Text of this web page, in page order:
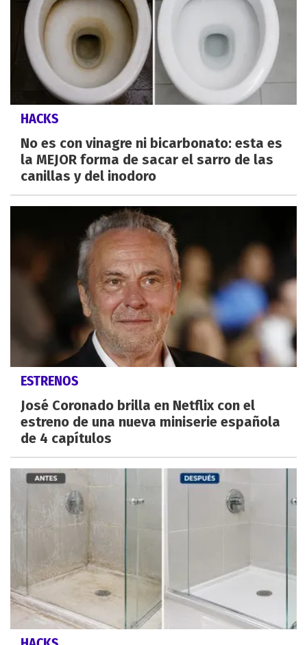
HACKS
No es con vinagre ni bicarbonato: esta es
la MEJOR forma de sacar el sarro de las
canillas y del inodoro
ESTRENOS
José Coronado brilla en Netflix con el
estreno de una nueva miniserie española
de 4 capítulos